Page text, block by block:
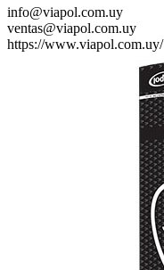
info@viapol.com.uy
ventas@viapol.com.uy
https://www.viapol.com.uy/